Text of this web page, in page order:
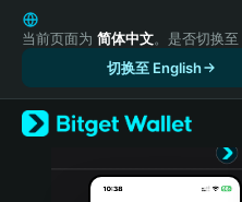
English
日本語
Русский
Español (Latinoamérica)
Türkçe
当前页面为 简体中文。是否切换至
切换至 English